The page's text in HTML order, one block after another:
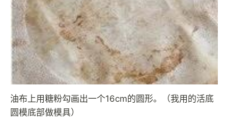
油布上用糖粉勾画出一个16cm的圆形。（我用的活底
圆模底部做模具）